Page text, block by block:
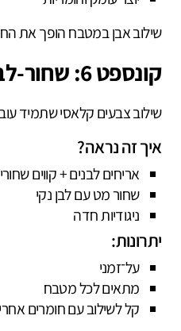
שילוב אבן במטבח הופך את
קונספט 6: שחור-לבן קלאסי
שילוב צבעים קלאסי שתמיד
איך זה נראה?
אריחים לבנים + קווים
שחור מט עם לבן נקי
ניגודיות חדה
יתרונות:
על־זמני
מתאים לכל מטבח
קל לשילוב עם חומרים